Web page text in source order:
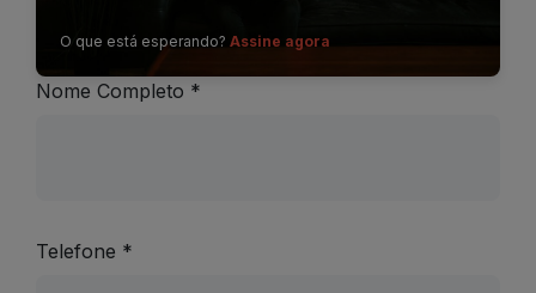
O que está esperando? Assine agora
Nome Completo *
Telefone *